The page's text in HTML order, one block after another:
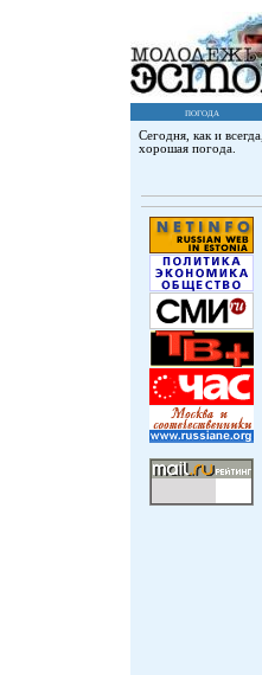
погода
Сегодня, как и всегда,
хорошая погода.